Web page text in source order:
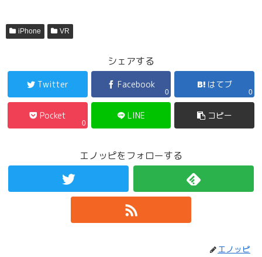
iPhone VR
シェアする
Twitter Facebook
0
はてブ
0
Pocket
0
LINE コピー
エノッピをフォローする
エノッピ